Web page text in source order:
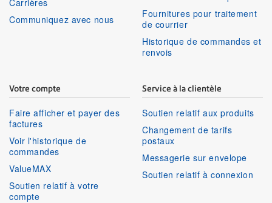
Carrières
Communiquez avec nous
Fournitures pour traitement
de courrier
Historique de commandes et
renvois
Votre compte
Faire afficher et payer des
factures
Voir l'historique de
commandes
ValueMAX
Soutien relatif à votre
compte
Service à la clientèle
Soutien relatif aux produits
Changement de tarifs
postaux
Messagerie sur envelope
Soutien relatif à connexion